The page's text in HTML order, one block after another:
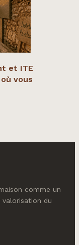
et ITE
vous
comme un
du